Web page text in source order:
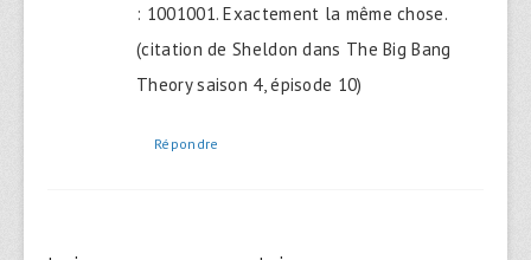
: 1001001. Exactement la même chose.
(citation de Sheldon dans The Big Bang
Theory saison 4, épisode 10)
Répondre